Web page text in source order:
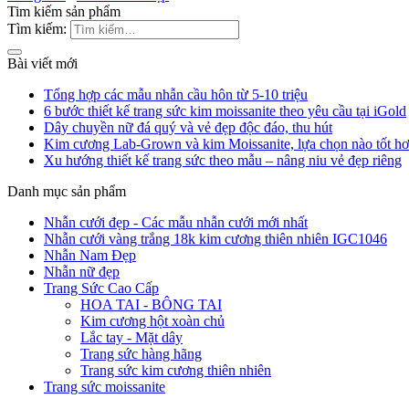
Tim kiếm sản phẩm
Tìm kiếm:
Bài viết mới
Tổng hợp các mẫu nhẫn cầu hôn từ 5-10 triệu
6 bước thiết kế trang sức kim moissanite theo yêu cầu tại iGold
Dây chuyền nữ đá quý và vẻ đẹp độc đáo, thu hút
Kim cương Lab-Grown và kim Moissanite, lựa chọn nào tốt
Xu hướng thiết kế trang sức theo mẫu – nâng niu vẻ đẹp riêng
Danh mục sản phẩm
Nhẫn cưới đẹp - Các mẫu nhẫn cưới mới nhất
Nhẫn cưới vàng trắng 18k kim cương thiên nhiên IGC1046
Nhẫn Nam Đẹp
Nhẫn nữ đẹp
Trang Sức Cao Cấp
HOA TAI - BÔNG TAI
Kim cương hột xoàn chủ
Lắc tay - Mặt dây
Trang sức hàng hãng
Trang sức kim cương thiên nhiên
Trang sức moissanite